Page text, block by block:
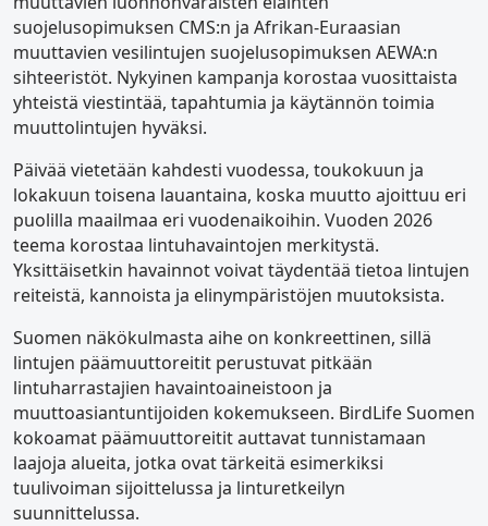
suojelusopimuksen CMS:n ja Afrikan-Euraasian
muuttavien vesilintujen suojelusopimuksen AEWA:n
sihteeristöt. Nykyinen kampanja korostaa vuosittaista
yhteistä viestintää, tapahtumia ja käytännön toimia
muuttolintujen hyväksi.
Päivää vietetään kahdesti vuodessa, toukokuun ja
lokakuun toisena lauantaina, koska muutto ajoittuu eri
puolilla maailmaa eri vuodenaikoihin. Vuoden 2026
teema korostaa lintuhavaintojen merkitystä.
Yksittäisetkin havainnot voivat täydentää tietoa lintujen
reiteistä, kannoista ja elinympäristöjen muutoksista.
Suomen näkökulmasta aihe on konkreettinen, sillä
lintujen päämuuttoreitit perustuvat pitkään
lintuharrastajien havaintoaineistoon ja
muuttoasiantuntijoiden kokemukseen. BirdLife Suomen
kokoamat päämuuttoreitit auttavat tunnistamaan
laajoja alueita, jotka ovat tärkeitä esimerkiksi
tuulivoiman sijoittelussa ja linturetkeilyn
suunnittelussa.